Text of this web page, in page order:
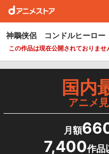
神鵰侠侶 コンドルヒーロー
この作品は現在公開されておりませ
国内
アニメ
月額
7,400作品